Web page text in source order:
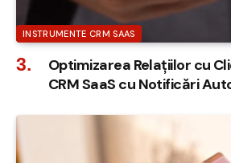
INSTRUMENTE CRM SAAS
Optimizarea Relațiilor cu
CRM SaaS cu Notificări